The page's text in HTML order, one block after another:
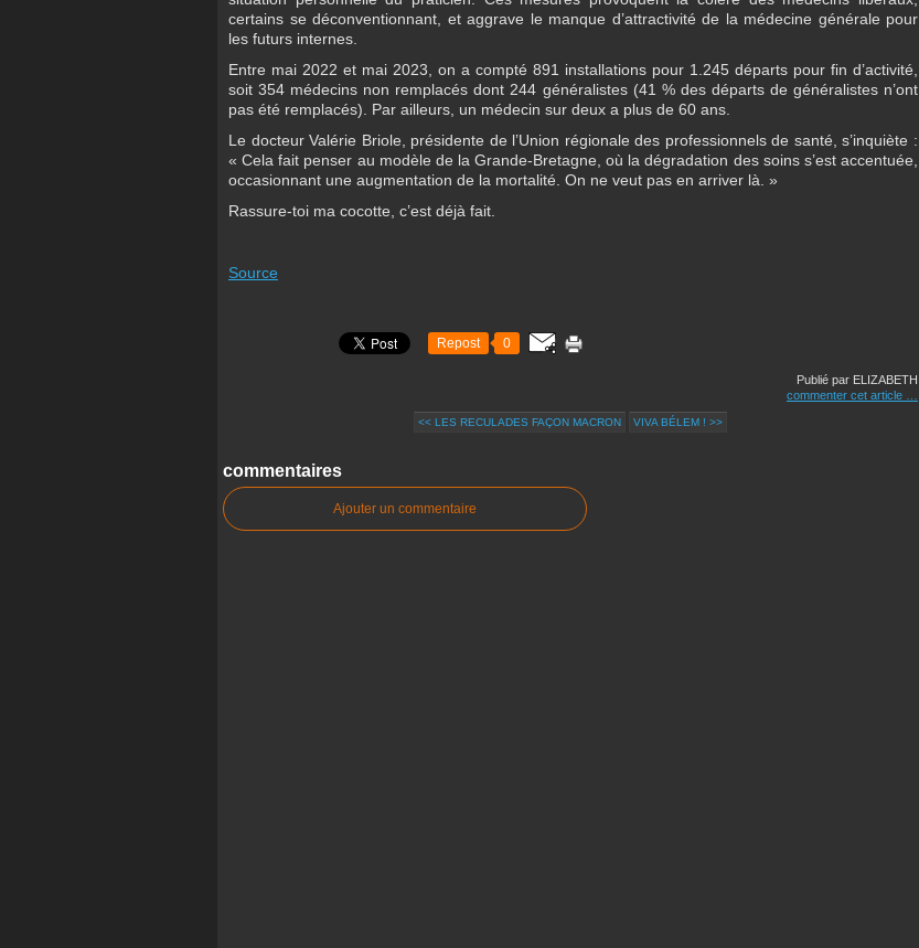
certains se déconventionnant, et aggrave le manque d’attractivité de la médecine générale pour
les futurs internes.
Entre mai 2022 et mai 2023, on a compté 891 installations pour 1.245 départs pour fin d’activité,
soit 354 médecins non remplacés dont 244 généralistes (41 % des départs de généralistes n’ont
pas été remplacés). Par ailleurs, un médecin sur deux a plus de 60 ans.
Le docteur Valérie Briole, présidente de l’Union régionale des professionnels de santé, s’inquiète :
« Cela fait penser au modèle de la Grande-Bretagne, où la dégradation des soins s’est accentuée,
occasionnant une augmentation de la mortalité. On ne veut pas en arriver là. »
Rassure-toi ma cocotte, c’est déjà fait.
Source
Repost 0
Publié par ELIZABETH
commenter cet article
<< LES RECULADES FAÇON MACRON VIVA BÉLEM ! >>
commentaires
Ajouter un commentaire